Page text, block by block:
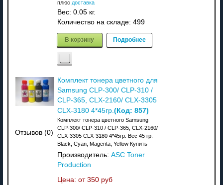
плюс доставка
Вес: 0.05 кг.
Количество на складе: 499
В корзину Подробнее
Отзывов (0)
Комплект тонера цветного для
Samsung CLP-300/ CLP-310 /
CLP-365, CLX-2160/ CLX-3305
CLX-3180 4*45гр. (Код: 857)
Комплект тонера цветного Samsung
CLP-300/ CLP-310 / CLP-365, CLX-2160/
CLX-3305 CLX-3180 4*45гр. Вес 45 гр.
Black, Cyan, Magenta, Yellow Купить
Производитель: ASC Toner
Production
Цена: от 350 руб